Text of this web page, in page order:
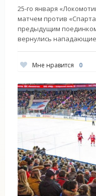
25-го января
матчем против
предыдущим
вернулись
Мне нравится 0